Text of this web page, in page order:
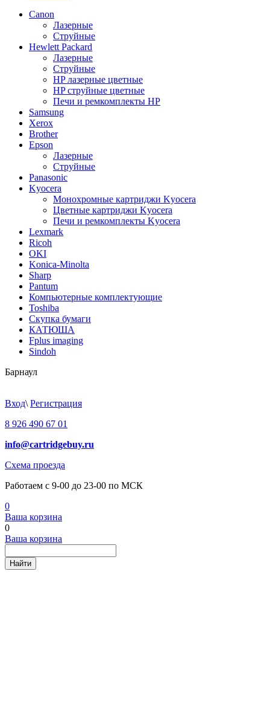
Canon
Лазерные
Струйные
Hewlett Packard
Лазерные
Струйные
HP лазерные цветные
HP струйные цветные
Печи и ремкомплекты HP
Samsung
Xerox
Brother
Epson
Лазерные
Струйные
Panasonic
Kyocera
Монохромные картриджи Kyocera
Цветные картриджи Kyocera
Печи и ремкомплекты Kyocera
Lexmark
Ricoh
OKI
Konica-Minolta
Sharp
Pantum
Компьютерные комплектующие
Toshiba
Скупка бумаги
КАТЮША
Fplus imaging
Sindoh
Барнаул
Вход\ Регистрация
8 926 490 67 01
info@cartridgebuy.ru
Схема проезда
Работаем с 9-00 до 23-00 по МСК
0
Ваша корзина
0
Ваша корзина
Найти